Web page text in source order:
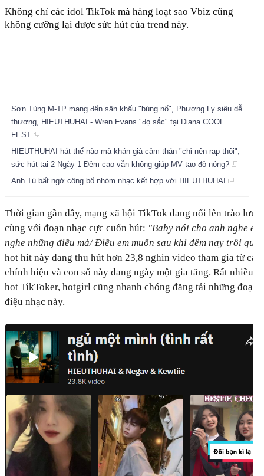
Không chỉ các idol TikTok mà hàng loạt sao Vbiz cũng
không cưỡng lại được sức hút của trend này.
Sơn Tùng M-TP mang đến sân khấu "bùng nổ", Phương Ly siêu dễ
thương, HIEUTHUHAI - Wren Evans "đọ sắc" tại Diana COOL
FEST
HIEUTHUHAI hát thế nào mà khán giả cảm thán "chỉ nên rap thôi",
sức hút tại 2 Ngày 1 Đêm cao vẫn không giúp MV tạo độ nóng?
Anh Tú bất ngờ công bố nhóm nhạc kết hợp với HIEUTHUHAI
Thời gian gần đây, mạng xã hội TikTok đang nổi lên trào lưu
cùng với đoạn nhạc cực cuốn hút: "Baby nói cho anh nghe
nghe những điều mà/ Điều em muốn sau khi đêm nay trôi
hot hit này đang thu hút hơn 23,8 nghìn video tham gia từ
chính hiệu và con số này đang ngày một gia tăng. Rất nhiều
hot TikToker, hotgirl cũng nhanh chóng đăng tải những đoạn
điệu nhạc này.